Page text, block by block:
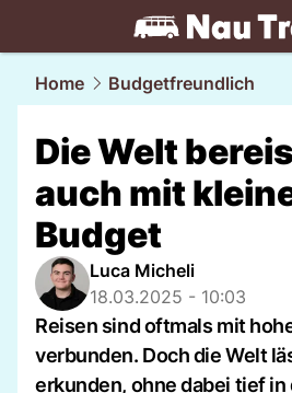
travel.NAU.ch
Home Budgetfreundlich
Die Welt
auch mit
Budget
Luca Micheli
18.03.2025 - 10:03
Reisen sind oftmals mit
verbunden. Doch die Welt
erkunden, ohne dabei tief